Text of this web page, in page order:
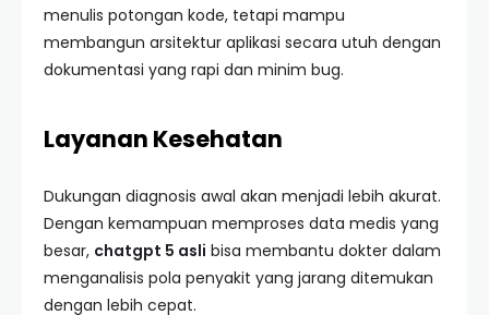
menulis potongan kode, tetapi mampu
membangun arsitektur aplikasi secara utuh dengan
dokumentasi yang rapi dan minim bug.
Layanan Kesehatan
Dukungan diagnosis awal akan menjadi lebih akurat.
Dengan kemampuan memproses data medis yang
besar, chatgpt 5 asli bisa membantu dokter dalam
menganalisis pola penyakit yang jarang ditemukan
dengan lebih cepat.